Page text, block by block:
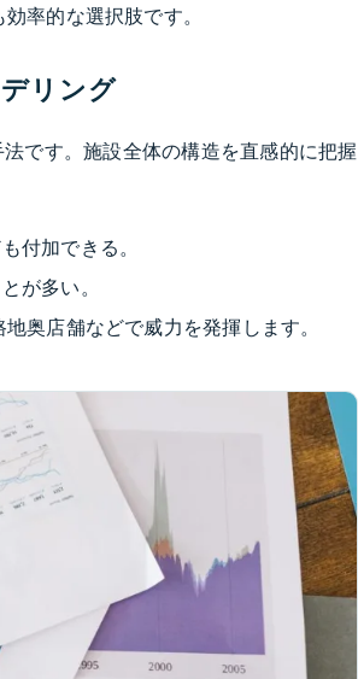
率的な選択肢です。
リング
です。施設全体の構造を直感的に把握
付加できる。
が多い。
奥店舗などで威力を発揮します。